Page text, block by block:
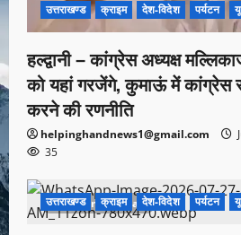
उत्तराखण्ड क्राइम देश-विदेश पर्यटन
हल्द्वानी – कांग्रेस अध्यक्ष
को यहां गरजेंगे, कुमाऊं में
करने की रणनीति
helpinghandnews1@gmail.com
35
1 minute read
उत्तराखण्ड क्राइम देश-विदेश पर्यटन